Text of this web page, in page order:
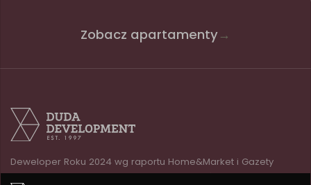
Zobacz apartamenty→
Deweloper Roku 2024 wg raportu Home&Market i Gazety
Finansowej. Od 29 lat na rynku nieruchomości.